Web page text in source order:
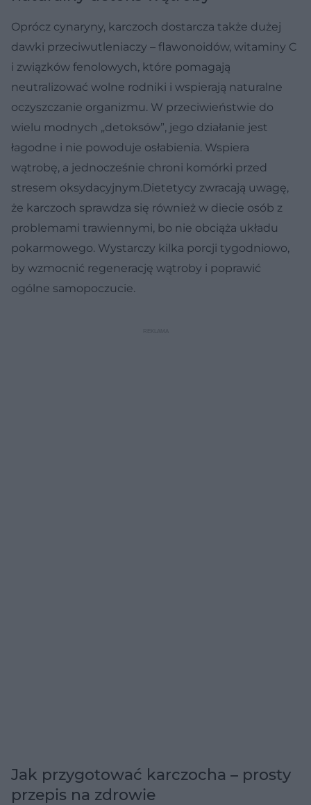
Oprócz cynaryny, karczoch dostarcza także dużej
dawki przeciwutleniaczy – flawonoidów, witaminy C
i związków fenolowych, które pomagają
neutralizować wolne rodniki i wspierają naturalne
oczyszczanie organizmu. W przeciwieństwie do
wielu modnych „detoksów”, jego działanie jest
łagodne i nie powoduje osłabienia. Wspiera
wątrobę, a jednocześnie chroni komórki przed
stresem oksydacyjnym.Dietetycy zwracają uwagę,
że karczoch sprawdza się również w diecie osób z
problemami trawiennymi, bo nie obciąża układu
pokarmowego. Wystarczy kilka porcji tygodniowo,
by wzmocnić regenerację wątroby i poprawić
ogólne samopoczucie.
Jak przygotować karczocha – prosty
przepis na zdrowie